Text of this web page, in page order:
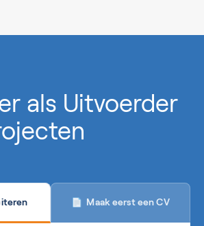
als Uitvoerder
📄 Maak eerst een CV